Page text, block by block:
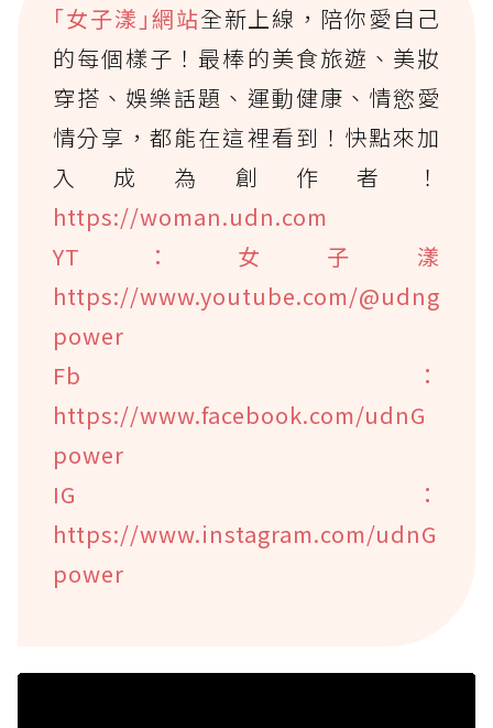
｢女子漾｣網站全新上線，陪你愛自己
的每個樣子！最棒的美食旅遊、美妝
穿搭、娛樂話題、運動健康、情慾愛
情分享，都能在這裡看到！快點來加
入成為創作者！
https://woman.udn.com
YT：女子漾
https://www.youtube.com/@udng
power
Fb：
https://www.facebook.com/udnG
power
IG：
https://www.instagram.com/udnG
power